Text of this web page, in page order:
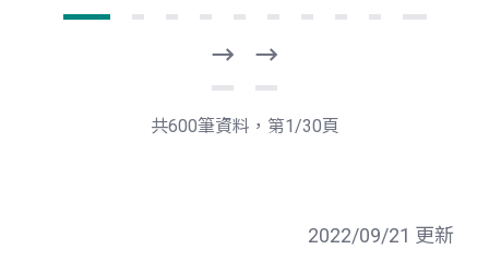
一
頁
後
一
共600筆資料，第1/30頁
2022/09/21 更新